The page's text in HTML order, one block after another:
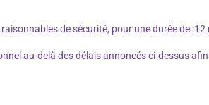
de sécurité, pour une durée de :12
au-delà des délais annoncés ci-dessus